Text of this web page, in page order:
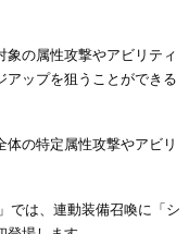
象の属性攻撃やアビリティ
アップを狙うことができる
の特定属性攻撃やアビリ
では、連動装備召喚に「シ